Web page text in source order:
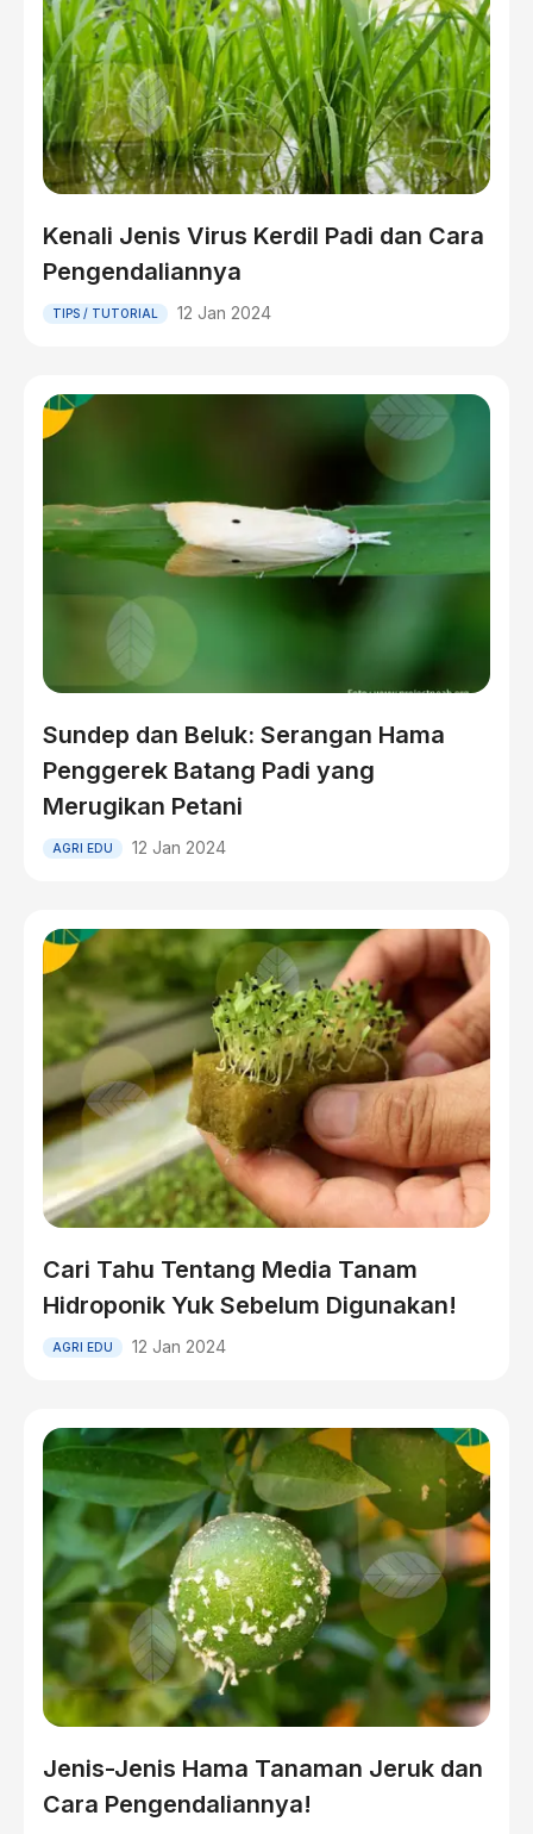
Kenali Jenis Virus Kerdil Padi dan Cara
Pengendaliannya
TIPS / TUTORIAL 12 Jan 2024
Sundep dan Beluk: Serangan Hama
Penggerek Batang Padi yang
Merugikan Petani
AGRI EDU 12 Jan 2024
Cari Tahu Tentang Media Tanam
Hidroponik Yuk Sebelum Digunakan!
AGRI EDU 12 Jan 2024
Jenis-Jenis Hama Tanaman Jeruk dan
Cara Pengendaliannya!